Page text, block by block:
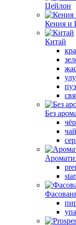
Цейлон
Кения и
Китай
Без